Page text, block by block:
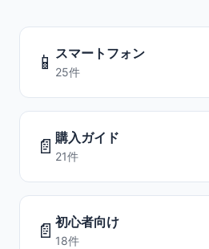
📱 スマートフォン
25件
📄 購入ガイド
21件
📄 初心者向け
18件